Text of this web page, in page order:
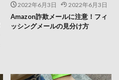
2022年6月3日 2022年6月3日
Amazon詐欺メールに注意！フィ
ッシングメールの見分け方